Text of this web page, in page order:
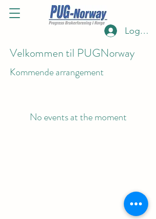
Log Inn
Velkommen til PUGNorway
Kommende arrangement
No events at the moment